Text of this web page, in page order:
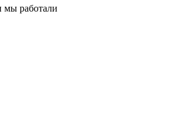
мы работали